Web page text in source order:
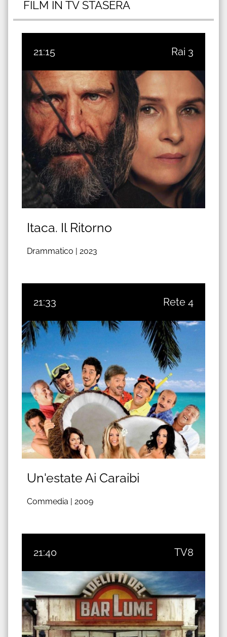
FILM IN TV STASERA
21:15 Rai 3
Itaca. Il Ritorno
Drammatico | 2023
21:33 Rete 4
Un'estate Ai Caraibi
Commedia | 2009
21:40 TV8